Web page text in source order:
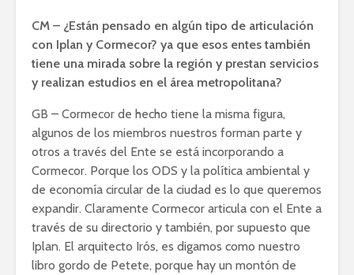
CM – ¿Están pensado en algún tipo de articulación
con Iplan y Cormecor? ya que esos entes también
tiene una mirada sobre la región y prestan servicios
y realizan estudios en el área metropolitana?
GB – Cormecor de hecho tiene la misma figura,
algunos de los miembros nuestros forman parte y
otros a través del Ente se está incorporando a
Cormecor. Porque los ODS y la política ambiental y
de economía circular de la ciudad es lo que queremos
expandir. Claramente Cormecor articula con el Ente a
través de su directorio y también, por supuesto que
Iplan. El arquitecto Irós, es digamos como nuestro
libro gordo de Petete, porque hay un montón de